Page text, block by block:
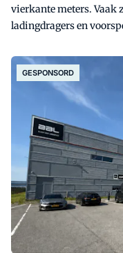
vierkante meters. Vaak
ladingdragers en
aan snellere handling,
in het magazijn.
GESPONSORD